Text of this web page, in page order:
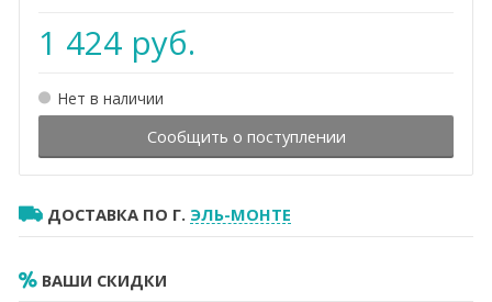
1 424 руб.
Нет в наличии
Сообщить о поступлении
ДОСТАВКА ПО Г. ЭЛЬ-МОНТЕ
ВАШИ СКИДКИ